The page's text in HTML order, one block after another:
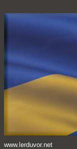
www.lerduvor.net